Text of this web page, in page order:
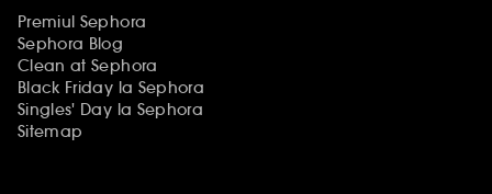
Premiul Sephora
Sephora Blog
Clean at Sephora
Black Friday la Sephora
Singles' Day la Sephora
Sitemap